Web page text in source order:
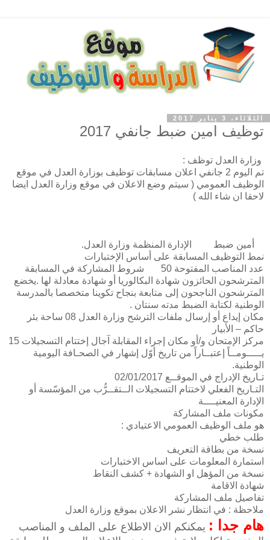
الثلاثاء، 3 يناير 2017
توظيف امين ضبط جانفي 2017
وزارة العدل توظف :
تم اليوم 2 جانفي اعلان مسابقات توظيف بوزارة العدل في موقع
الوظيف العمومي ( سيتم وضع الاعلان في موقع وزارة العدل ايضا
لاحقا ان شاء الله )
أمين ضبط الإدارة المنظمة وزارة العدل.
نمط التوظيف المسابقة على أساس الإختبارات
عدد المناصب المفتوحة 50 شروط المشاركة في المسابقة
المترشحون الحائزون شهادة البكالوريا أو شهادة معادلة لها .يخضع
المترشحون الناجحون إلى متابعة بنجاح تكوينا متخصصا بالمدرسة
الوطنية لكتابة الضبط مدته سنتان .
مكان إيداع أو إرسال ملفات الترشح وزارة العدل 08 ساحة بئر
حاكم – الأبيار
مركز الإمتحان و/أو مكان إجراء المقابلة آجال إختتام التسجيلات 15
يـــــومــاً إعتبــاراً من تاريخ أوّل إشهار في الصحـافة اليومية
الوطنية.
تـاريخ الإدراج في الموقــع 02/01/2017
التـاريخ الفعلي لاختتام التسجيلات الــتقــرُّب من المؤسّسة أو
الإدارة المعنيــــة
مكونات ملف المشاركة
هو ملف الوظيف العمومي الاعتيادي :
طلب خطي
نسخة من بطاقة التعريف
استمارة المعلومات على اساس الاختبارات
نسخة من المؤهل او الشهادة + كشف النقاط
شهادة الاقامة
تفاصيل ملف المشاركة
ملاحظة : في انتظار نشر الاعلان بموقع وزارة العدل
هام جدا : يمكنكم الان الاطلاع على الملف و المناصب